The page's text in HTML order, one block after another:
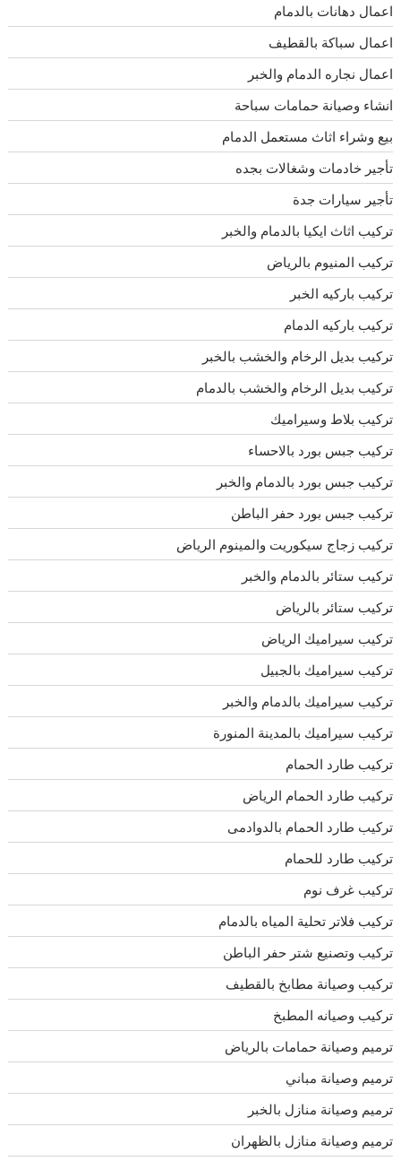
اعمال دهانات بالدمام
اعمال سباكة بالقطيف
اعمال نجاره الدمام والخبر
انشاء وصيانة حمامات سباحة
بيع وشراء اثاث مستعمل الدمام
تأجير خادمات وشغالات بجده
تأجير سيارات جدة
تركيب اثاث ايكيا بالدمام والخبر
تركيب المنيوم بالرياض
تركيب باركيه الخبر
تركيب باركيه الدمام
تركيب بديل الرخام والخشب بالخبر
تركيب بديل الرخام والخشب بالدمام
تركيب بلاط وسيراميك
تركيب جبس بورد بالاحساء
تركيب جبس بورد بالدمام والخبر
تركيب جبس بورد حفر الباطن
تركيب زجاج سيكوريت والمينوم الرياض
تركيب ستائر بالدمام والخبر
تركيب ستائر بالرياض
تركيب سيراميك الرياض
تركيب سيراميك بالجبيل
تركيب سيراميك بالدمام والخبر
تركيب سيراميك بالمدينة المنورة
تركيب طارد الحمام
تركيب طارد الحمام الرياض
تركيب طارد الحمام بالدوادمى
تركيب طارد للحمام
تركيب غرف نوم
تركيب فلاتر تحلية المياه بالدمام
تركيب وتصنيع شتر حفر الباطن
تركيب وصيانة مطابخ بالقطيف
تركيب وصيانه المطبخ
ترميم وصيانة حمامات بالرياض
ترميم وصيانة مباني
ترميم وصيانة منازل بالخبر
ترميم وصيانة منازل بالظهران